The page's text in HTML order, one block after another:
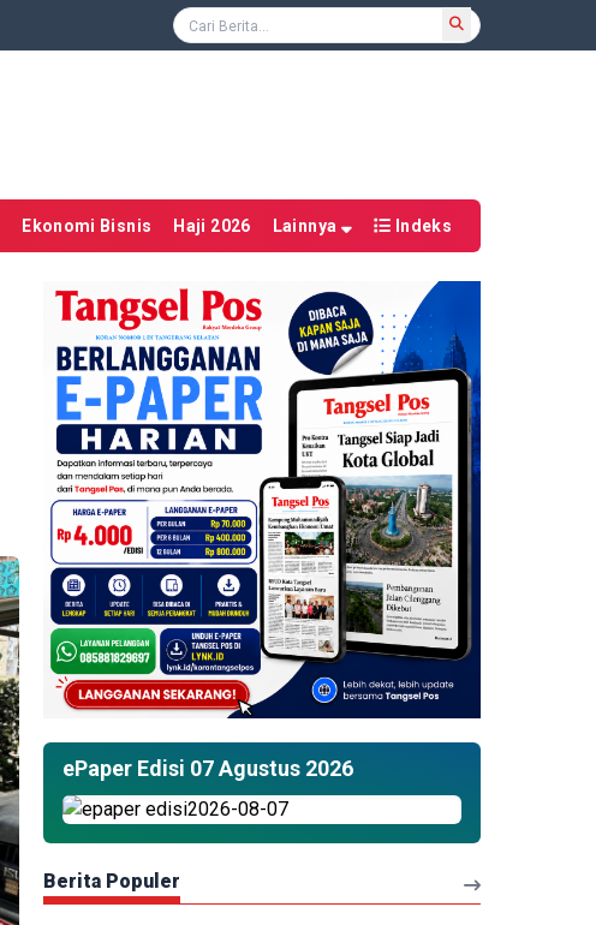
Ekonomi Bisnis Haji 2026 Lainnya Indeks
ePaper Edisi 07 Agustus 2026
Berita Populer